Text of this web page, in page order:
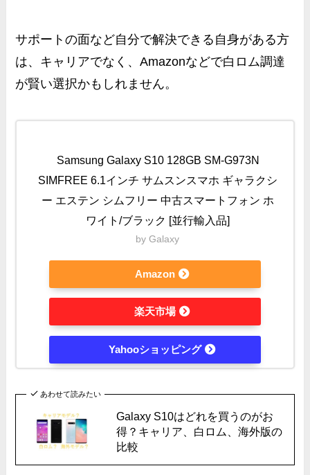
サポートの面など自分で解決できる自身がある方
は、キャリアでなく、Amazonなどで白ロム調達
が賢い選択かもしれません。
Samsung Galaxy S10 128GB SM-G973N
SIMFREE 6.1インチ サムスンスマホ ギャラクシ
ー エステン シムフリー 中古スマートフォン ホ
ワイト/ブラック [並行輸入品]
by Galaxy
Amazon
楽天市場
Yahooショッピング
あわせて読みたい
Galaxy S10はどれを買うのがお
得？キャリア、白ロム、海外版の
比較